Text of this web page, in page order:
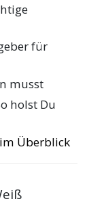
für
musst
holst Du
Überblick